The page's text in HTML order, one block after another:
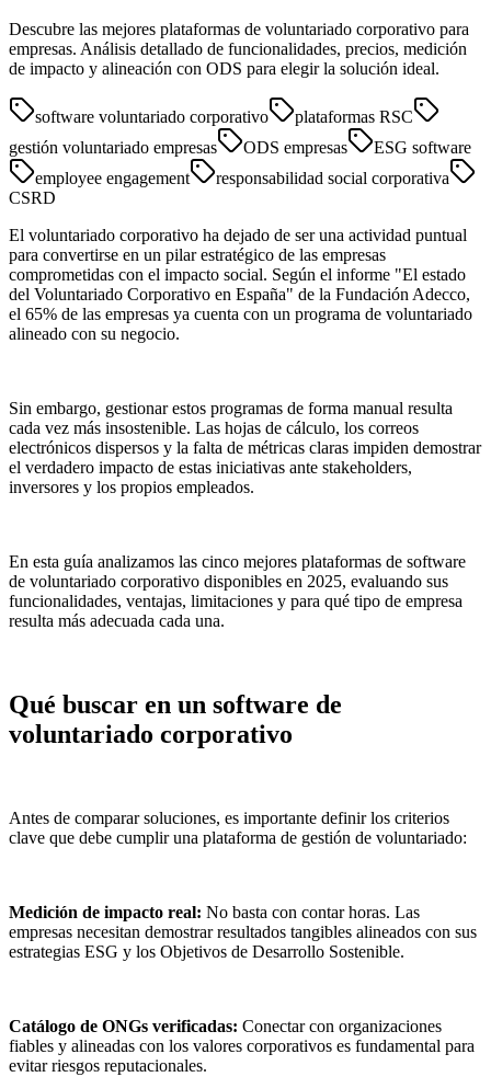
Descubre las mejores plataformas de voluntariado corporativo para
empresas. Análisis detallado de funcionalidades, precios, medición
de impacto y alineación con ODS para elegir la solución ideal.
software voluntariado corporativo
plataformas RSC
gestión voluntariado empresas
ODS empresas
ESG software
employee engagement
responsabilidad social corporativa
CSRD
El voluntariado corporativo ha dejado de ser una actividad puntual
para convertirse en un pilar estratégico de las empresas
comprometidas con el impacto social. Según el informe "El estado
del Voluntariado Corporativo en España" de la Fundación Adecco,
el 65% de las empresas ya cuenta con un programa de voluntariado
alineado con su negocio.
Sin embargo, gestionar estos programas de forma manual resulta
cada vez más insostenible. Las hojas de cálculo, los correos
electrónicos dispersos y la falta de métricas claras impiden demostrar
el verdadero impacto de estas iniciativas ante stakeholders,
inversores y los propios empleados.
En esta guía analizamos las cinco mejores plataformas de software
de voluntariado corporativo disponibles en 2025, evaluando sus
funcionalidades, ventajas, limitaciones y para qué tipo de empresa
resulta más adecuada cada una.
Qué buscar en un software de
voluntariado corporativo
Antes de comparar soluciones, es importante definir los criterios
clave que debe cumplir una plataforma de gestión de voluntariado:
Medición de impacto real: No basta con contar horas. Las
empresas necesitan demostrar resultados tangibles alineados con sus
estrategias ESG y los Objetivos de Desarrollo Sostenible.
Catálogo de ONGs verificadas: Conectar con organizaciones
fiables y alineadas con los valores corporativos es fundamental para
evitar riesgos reputacionales.